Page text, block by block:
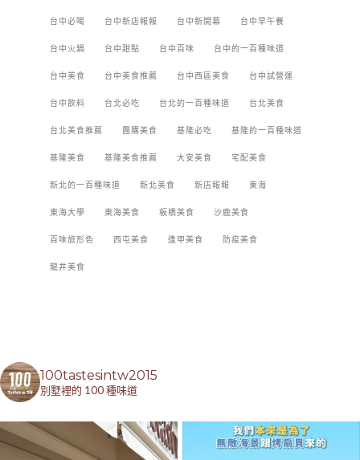
台中必喝 台中新店報報 台中新開幕 台中早午餐
台中火鍋 台中甜點 台中百味 台中的一百種味道
台中美食 台中美食推薦 台中西區美食 台中試營運
台中飲料 台北必吃 台北的一百種味道 台北美食
台北美食推薦 團購美食 基隆必吃 基隆的一百種味道
基隆美食 基隆美食推薦 大安美食 宅配美食
新北的一百種味道 新北美食 新店報報 東海
東海大學 東海美食 板橋美食 沙鹿美食
百味旅形色 西屯美食 逢甲美食 防疫美食
龍井美食
100tastesintw2015
別墅裡的 100 種味道